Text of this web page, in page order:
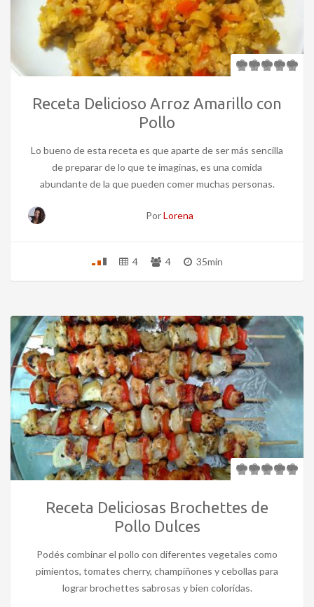
Receta Delicioso Arroz Amarillo con
Pollo
Lo bueno de esta receta es que aparte de ser más sencilla
de preparar de lo que te imaginas, es una comida
abundante de la que pueden comer muchas personas.
PorLorena
4 4 35min
Receta Deliciosas Brochettes de
Pollo Dulces
Podés combinar el pollo con diferentes vegetales como
pimientos, tomates cherry, champiñones y cebollas para
lograr brochettes sabrosas y bien coloridas.